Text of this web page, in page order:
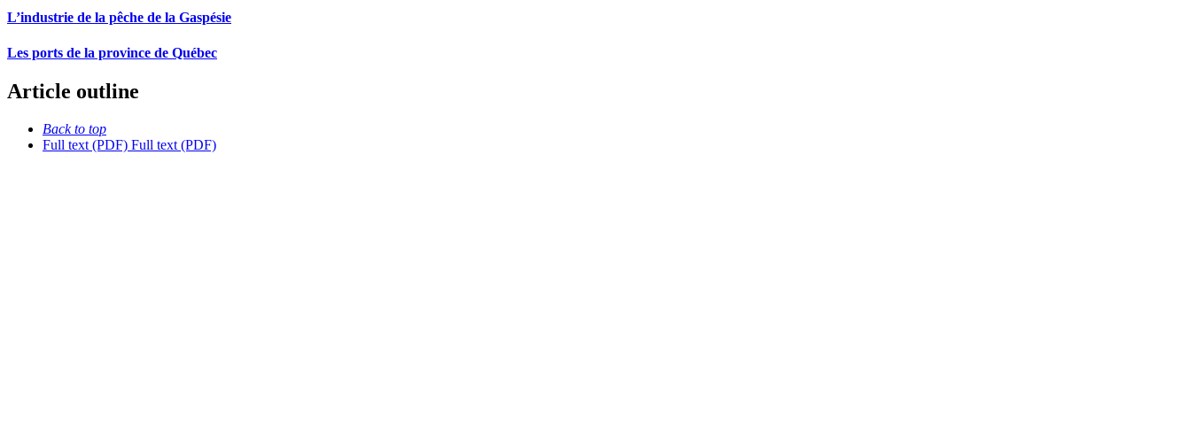
L’industrie de la pêche de la Gaspésie
Les ports de la province de Québec
Article outline
Back to top
Full text (PDF) Full text (PDF)